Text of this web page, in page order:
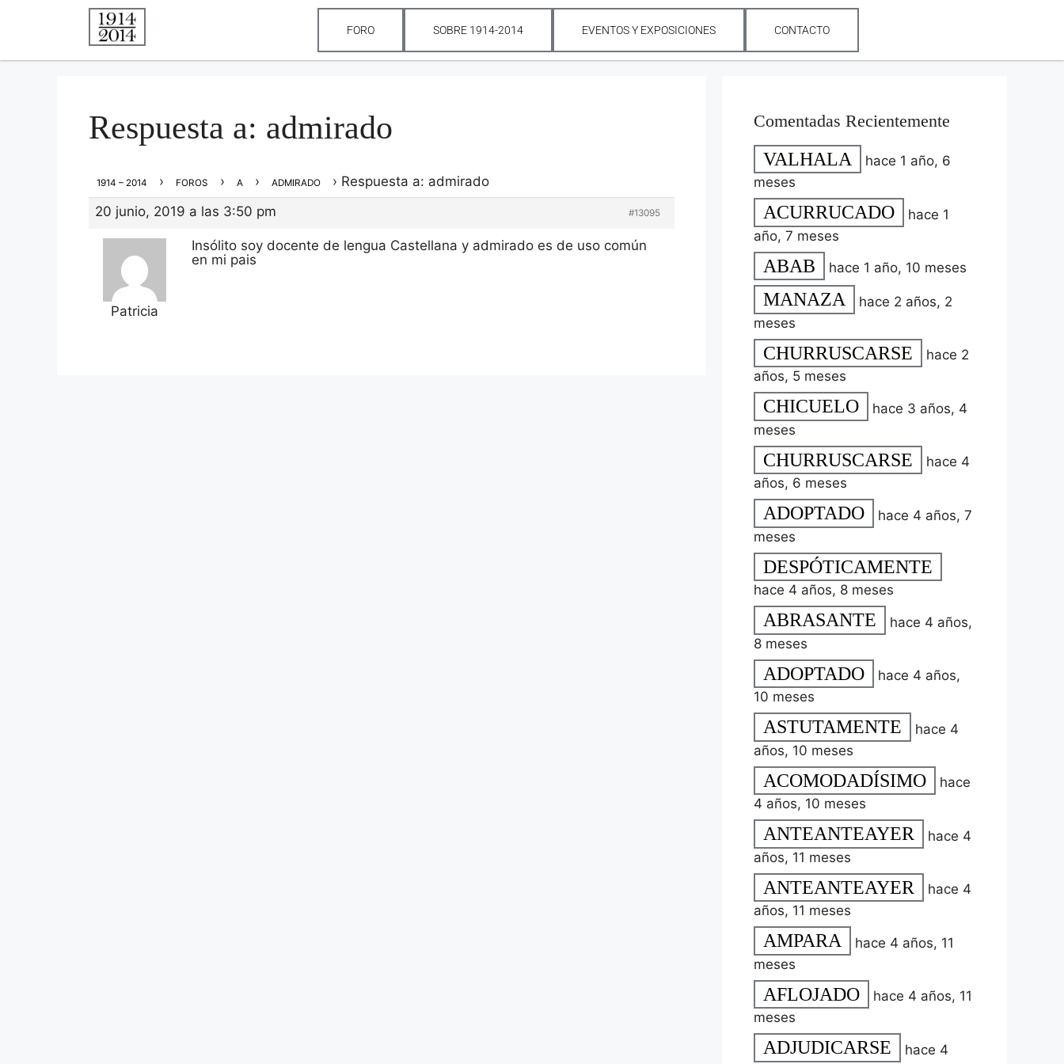
FORO SOBRE 1914-2014 EVENTOS Y EXPOSICIONES CONTACTO
Respuesta a: admirado
1914 – 2014 › FOROS › A › ADMIRADO › Respuesta a: admirado
20 junio, 2019 a las 3:50 pm
#13095
Patricia
Insólito soy docente de lengua Castellana y admirado es de uso común
en mi pais
Comentadas Recientemente
VALHALA
hace 1 año, 6
meses
ACURRUCADO
hace 1
año, 7 meses
ABAB hace 1 año, 10 meses
MANAZA
hace 2 años, 2
meses
CHURRUSCARSE
hace 2
años, 5 meses
CHICUELO
hace 3 años, 4
meses
CHURRUSCARSE
hace 4
años, 6 meses
ADOPTADO
hace 4 años, 7
meses
DESPÓTICAMENTE
hace 4 años, 8 meses
ABRASANTE
hace 4 años,
8 meses
ADOPTADO
hace 4 años,
10 meses
ASTUTAMENTE
hace 4
años, 10 meses
ACOMODADÍSIMO
hace
4 años, 10 meses
ANTEANTEAYER
hace 4
años, 11 meses
ANTEANTEAYER
hace 4
años, 11 meses
AMPARA
hace 4 años, 11
meses
AFLOJADO
hace 4 años, 11
meses
ADJUDICARSE
hace 4